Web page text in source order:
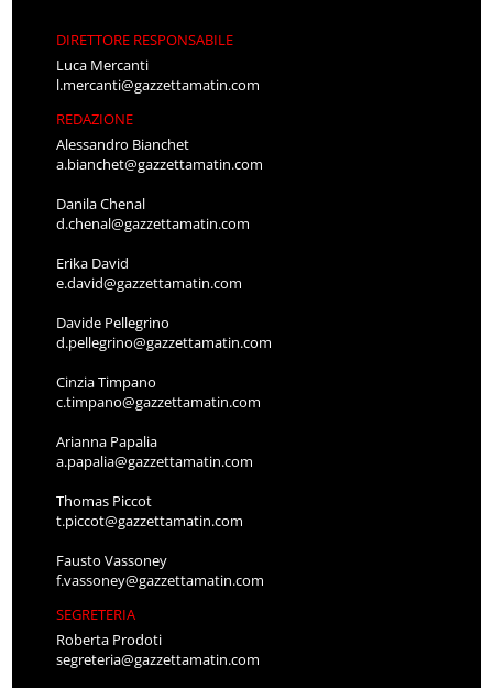
DIRETTORE RESPONSABILE
Luca Mercanti
l.mercanti@gazzettamatin.com
REDAZIONE
Alessandro Bianchet
a.bianchet@gazzettamatin.com
Danila Chenal
d.chenal@gazzettamatin.com
Erika David
e.david@gazzettamatin.com
Davide Pellegrino
d.pellegrino@gazzettamatin.com
Cinzia Timpano
c.timpano@gazzettamatin.com
Arianna Papalia
a.papalia@gazzettamatin.com
Thomas Piccot
t.piccot@gazzettamatin.com
Fausto Vassoney
f.vassoney@gazzettamatin.com
SEGRETERIA
Roberta Prodoti
segreteria@gazzettamatin.com